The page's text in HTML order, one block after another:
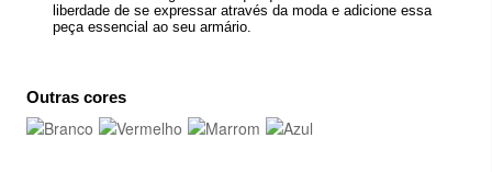
liberdade de se expressar através da moda e adicione essa
peça essencial ao seu armário.
Outras cores